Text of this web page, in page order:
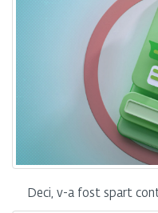
Deci, v-a fost spart